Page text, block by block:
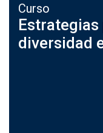
Curso
diversidad